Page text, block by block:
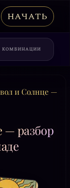
НАЧАТЬ
КОМБИНАЦИИ
и Солнце —
— разбор